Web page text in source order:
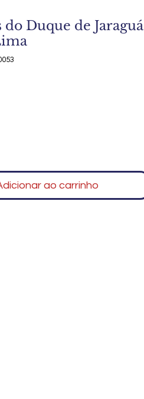
Duque de Jaraguá
ao carrinho